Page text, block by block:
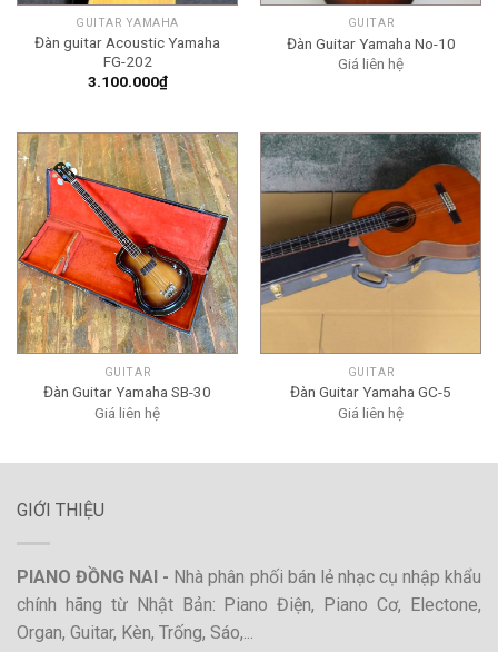
GUITAR YAMAHA
Đàn guitar Acoustic Yamaha
FG-202
3.100.000₫
GUITAR
Đàn Guitar Yamaha No-10
Giá liên hệ
GUITAR
Đàn Guitar Yamaha SB-30
Giá liên hệ
GUITAR
Đàn Guitar Yamaha GC-5
Giá liên hệ
GIỚI THIỆU
PIANO ĐỒNG NAI - Nhà phân phối bán lẻ nhạc cụ nhập khẩu
chính hãng từ Nhật Bản: Piano Điện, Piano Cơ, Electone,
Organ, Guitar, Kèn, Trống, Sáo,...